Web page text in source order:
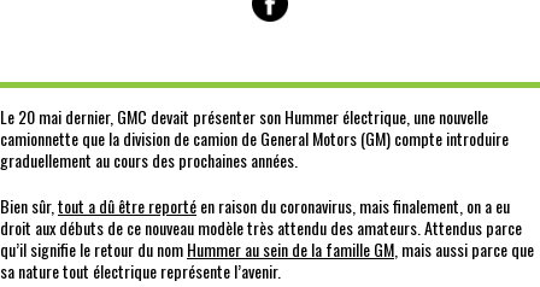
Le 20 mai dernier, GMC devait présenter son Hummer électrique, une nouvelle
camionnette que la division de camion de General Motors (GM) compte introduire
graduellement au cours des prochaines années.
Bien sûr, tout a dû être reportéen raison du coronavirus, mais finalement, on a eu
droit aux débuts de ce nouveau modèle très attendu des amateurs. Attendus parce
qu’il signifie le retour du nomHummer au sein de la famille GM , mais aussi parce que
sa nature tout électrique représente l’avenir.